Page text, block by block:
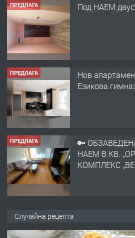
ПРЕДЛАГА Под НАЕМ
ПРЕДЛАГА
Нов
Езикова
ПРЕДЛАГА
🔑
НАЕМ В КВ.
КОМПЛЕКС
АПАРТАМЕНТ
Случайна рецепта